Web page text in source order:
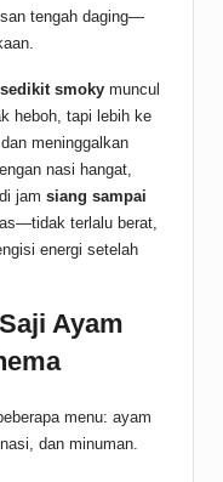
tengah daging—
smoky muncul
heboh, tapi lebih ke
meninggalkan
nasi hangat,
jam siang sampai
terlalu berat,
energi setelah
Ayam
menu: ayam
dan minuman.